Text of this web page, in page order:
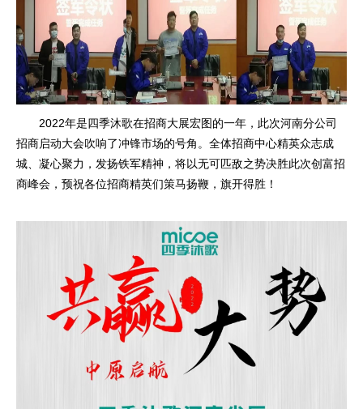
2022年是四季沐歌在招商大展宏图的一年，此次河南分公司
招商启动大会吹响了冲锋市场的号角。全体招商中心精英众志成
城、凝心聚力，发扬铁军精神，将以无可匹敌之势决胜此次创富招
商峰会，预祝各位招商精英们策马扬鞭，旗开得胜！